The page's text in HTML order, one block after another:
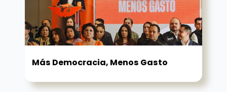
Más Democracia, Menos Gasto